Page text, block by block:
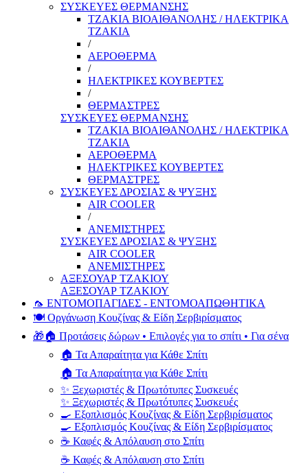
ΣΥΣΚΕΥΕΣ ΘΕΡΜΑΝΣΗΣ
ΤΖΑΚΙΑ ΒΙΟΑΙΘΑΝΟΛΗΣ / ΗΛΕΚΤΡΙΚΑ
ΤΖΑΚΙΑ
/
ΑΕΡΟΘΕΡΜΑ
/
ΗΛΕΚΤΡΙΚΕΣ ΚΟΥΒΕΡΤΕΣ
/
ΘΕΡΜΑΣΤΡΕΣ
ΣΥΣΚΕΥΕΣ ΘΕΡΜΑΝΣΗΣ
ΤΖΑΚΙΑ ΒΙΟΑΙΘΑΝΟΛΗΣ / ΗΛΕΚΤΡΙΚΑ
ΤΖΑΚΙΑ
ΑΕΡΟΘΕΡΜΑ
ΗΛΕΚΤΡΙΚΕΣ ΚΟΥΒΕΡΤΕΣ
ΘΕΡΜΑΣΤΡΕΣ
ΣΥΣΚΕΥΕΣ ΔΡΟΣΙΑΣ & ΨΥΞΗΣ
AIR COOLER
/
ΑΝΕΜΙΣΤΗΡΕΣ
ΣΥΣΚΕΥΕΣ ΔΡΟΣΙΑΣ & ΨΥΞΗΣ
AIR COOLER
ΑΝΕΜΙΣΤΗΡΕΣ
ΑΞΕΣΟΥΑΡ ΤΖΑΚΙΟΥ
ΑΞΕΣΟΥΑΡ ΤΖΑΚΙΟΥ
🦟 ΕΝΤΟΜΟΠΑΓΙΔΕΣ - ΕΝΤΟΜΟΑΠΩΘΗΤΙΚΑ
🍽️ Οργάνωση Κουζίνας & Είδη Σερβιρίσματος
🎁🏠 Προτάσεις δώρων • Επιλογές για το σπίτι • Για σένα
🏠 Τα Απαραίτητα για Κάθε Σπίτι
🏠 Τα Απαραίτητα για Κάθε Σπίτι
✨ Ξεχωριστές & Πρωτότυπες Συσκευές
✨ Ξεχωριστές & Πρωτότυπες Συσκευές
🍳 Εξοπλισμός Κουζίνας & Είδη Σερβιρίσματος
🍳 Εξοπλισμός Κουζίνας & Είδη Σερβιρίσματος
☕ Καφές & Απόλαυση στο Σπίτι
☕ Καφές & Απόλαυση στο Σπίτι